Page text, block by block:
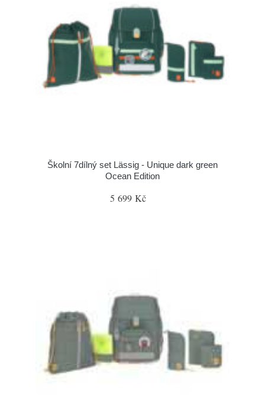
Školní 7dílný set Lässig - Unique dark green
Ocean Edition
5 699 Kč